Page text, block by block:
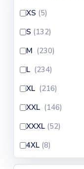
XS (5)
S (132)
M (230)
L (234)
XL (216)
XXL (146)
XXXL (52)
4XL (8)
5XL(2)